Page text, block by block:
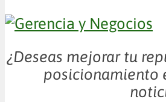
¿Deseas mejorar tu
posicionamiento